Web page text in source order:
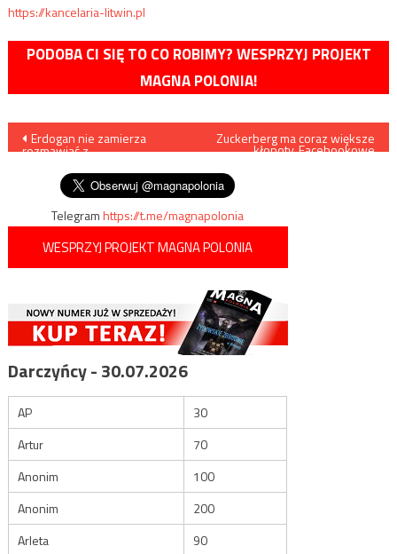
https://kancelaria-litwin.pl
PODOBA CI SIĘ TO CO ROBIMY? WESPRZYJ PROJEKT
MAGNA POLONIA!
Nawigacja
wpisu
Erdogan nie zamierza
rozmawiać z
Zuckerberg ma coraz większe
kłopoty. Facebookowe
Telegramhttps://t.me/magnapolonia
WESPRZYJ PROJEKT MAGNA POLONIA
Darczyńcy - 30.07.2026
AP
30
Artur
70
Anonim
100
Anonim
200
Arleta
90